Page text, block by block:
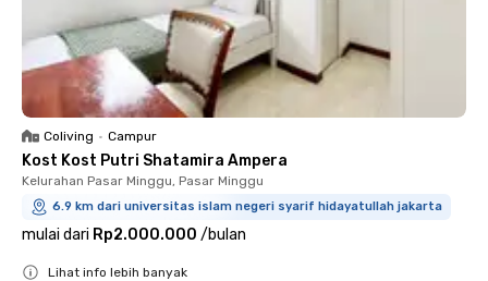
Coliving • Campur
Kost Kost Putri Shatamira Ampera
Kelurahan Pasar Minggu, Pasar Minggu
6.9 km dari universitas islam negeri syarif hidayatullah jakarta
mulai dari Rp2.000.000 /bulan
Lihat info lebih banyak